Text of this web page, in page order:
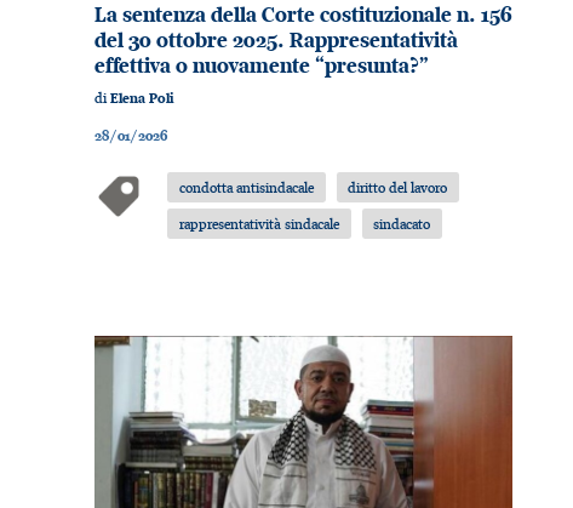
La sentenza della Corte costituzionale n. 156
del 30 ottobre 2025. Rappresentatività
effettiva o nuovamente “presunta?”
diElena Poli
28/01/2026
condotta antisindacale
diritto del lavoro
rappresentatività sindacale
sindacato